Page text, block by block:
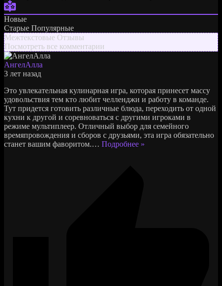
Новые
Старые Популярные
Межтекстовые Отзывы
Посмотреть все комментарии
АнгелАлла
3 лет назад
Это увлекательная кулинарная игра, которая принесет массу
удовольствия тем кто любит челленджи и работу в команде.
Тут придется готовить различные блюда, переходить от одной
кухни к другой и соревноваться с другими игроками в
режиме мультиплеер. Отличный выбор для семейного
времяпровождения и сборов с друзьями, эта игра обязательно
станет вашим фаворитом.… Подробнее »